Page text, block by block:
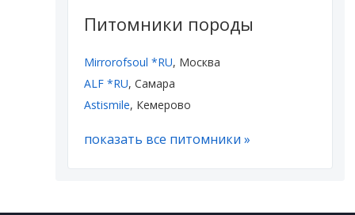
Питомники породы
Mirrorofsoul *RU, Москва
ALF *RU, Самара
Astismile, Кемерово
показать все питомники »